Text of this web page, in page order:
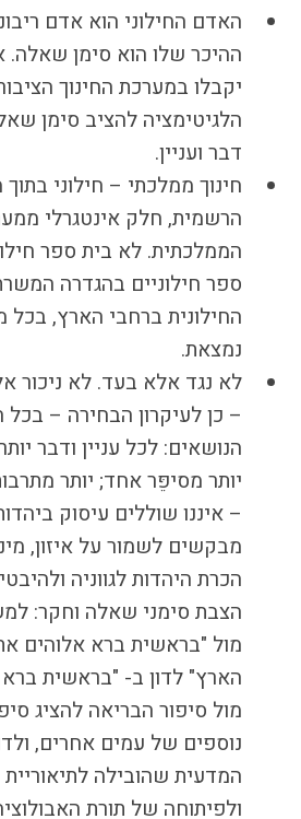
עבודה עם מורים
העמותה
חזון החינוך החילוני
הצוות
כתבו לנו
הקו החם
הצטרפות והתנדבות
הרשמה לעדכונים
הפורום החילוני
האדם החילוני הוא אדם
ההיכר שלו הוא סימן שאלה.
יקבלו במערכת החינוך
הלגיטימציה להציב סימן
דבר ועניין.
חינוך ממלכתי – חילוני
הרשמית, חלק אינטגרלי
הממלכתית. לא בית ספר
ספר חילוניים בהגדרה
החילונית ברחבי הארץ, בכל
נמצאת.
לא נגד אלא בעד. לא ניכור
– כן לעיקרון הבחירה – בכל
הנושאים: לכל עניין ודבר
יותר מסיפֵּר אחד; יותר
– איננו שוללים עיסוק
מבקשים לשמור על איזון,
הכרת היהדות לגווניה
הצבת סימני שאלה וחקר:
מול "בראשית ברא אלוהים
הארץ" לדון ב- "בראשית
מול סיפור הבריאה להציג
נוספים של עמים אחרים,
המדעית שהובילה
ולפיתוחה של תורת